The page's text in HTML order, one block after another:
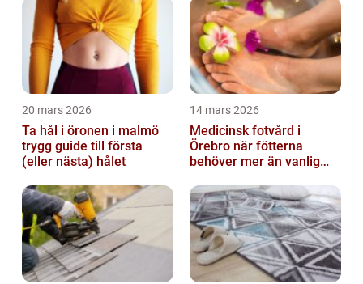
20 mars 2026
Ta hål i öronen i malmö
trygg guide till första
(eller nästa) hålet
14 mars 2026
Medicinsk fotvård i
Örebro när fötterna
behöver mer än vanlig